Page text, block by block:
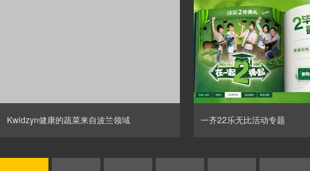
Kwidzyn健康的蔬菜来自波兰领域 一齐22乐无比活动专题